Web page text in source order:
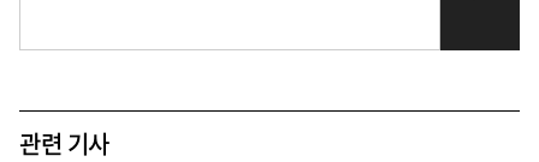
관련 기사